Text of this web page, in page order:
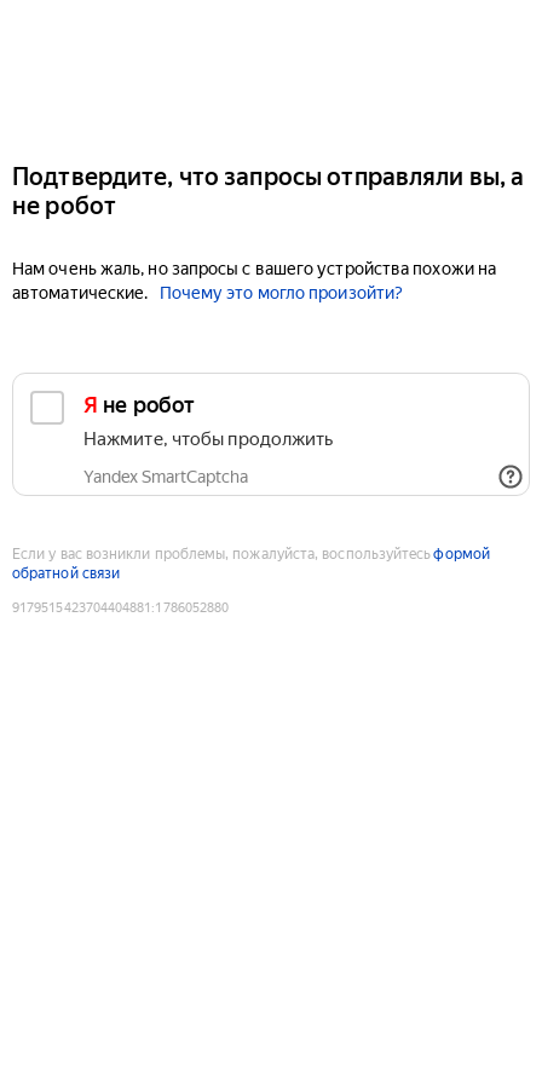
Подтвердите, что запросы отправляли вы, а
не робот
Нам очень жаль, но запросы с вашего устройства похожи на
автоматические.
Почему это могло произойти?
Я не робот
Нажмите, чтобы продолжить
Yandex SmartCaptcha
Если у вас возникли проблемы, пожалуйста, воспользуйтесьформой
обратной связи
9179515423704404881 :1786052880